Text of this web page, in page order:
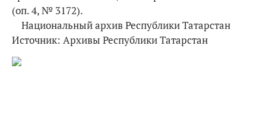
(оп. 4, № 3172).
Национальный архив Республики Татарстан
Источник: Архивы Республики Татарстан